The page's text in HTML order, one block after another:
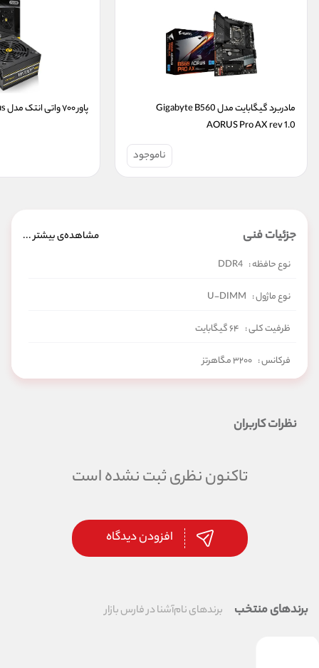
AORUS Pro AX rev 1.0
ناموجود
پاور ۷۰۰ واتی انتک مدل Antec VP700P Plus
جزئیات فنی مشاهده‌ی بیشتر ...
نوع حافظه : DDR4
نوع ماژول : U-DIMM
ظرفیت کلی : ۶۴ گیگابایت
فرکانس : ۳۲۰۰ مگاهرتز
نظرات کاربران
تاکنون نظری ثبت نشده است
افزودن دیدگاه
برندهای منتخب برندهای نام‌آشنا در فارس بازار